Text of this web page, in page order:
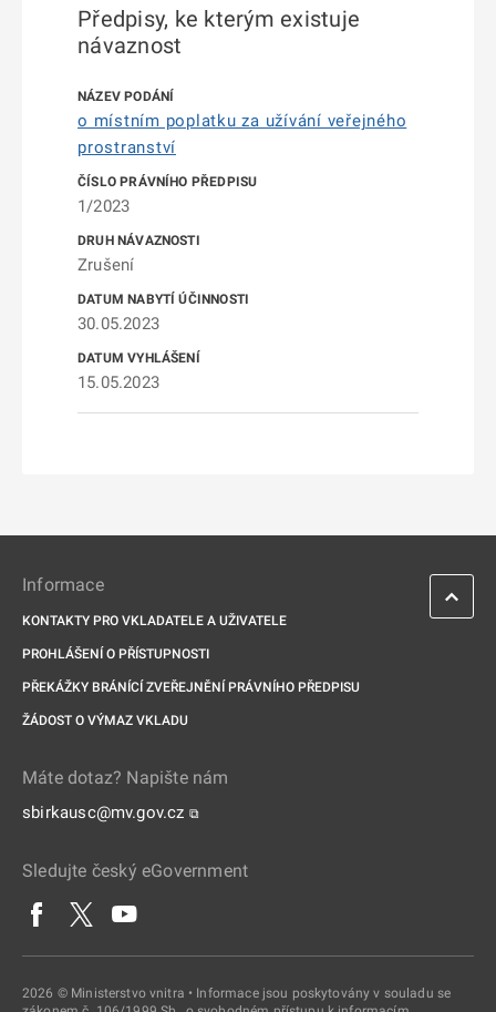
Předpisy, ke kterým existuje
návaznost
o místním poplatku za užívání veřejného
prostranství
1/2023
Zrušení
30.05.2023
15.05.2023
Informace
KONTAKTY PRO VKLADATELE A UŽIVATELE
PROHLÁŠENÍ O PŘÍSTUPNOSTI
PŘEKÁŽKY BRÁNÍCÍ ZVEŘEJNĚNÍ PRÁVNÍHO PŘEDPISU
ŽÁDOST O VÝMAZ VKLADU
Máte dotaz? Napište nám
sbirkausc@mv.gov.cz ⧉
Sledujte český eGovernment
2026 © Ministerstvo vnitra • Informace jsou poskytovány v souladu se